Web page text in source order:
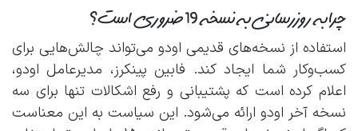
چرا به‌روزرسانی به نسخه 19 ضروری است؟
استفاده از نسخه‌های قدیمی اودو می‌تواند چالش‌هایی برای
کسب‌وکار شما ایجاد کند. فابین پینکرز، مدیرعامل اودو،
اعلام کرده است که پشتیبانی و رفع اشکالات تنها برای سه
نسخه آخر اودو ارائه می‌شود. این سیاست به این معناست